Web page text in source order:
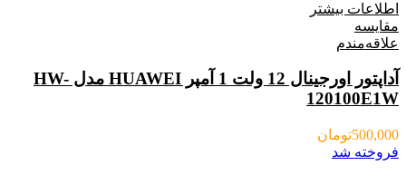
اطلاعات بیشتر
مقایسه
علاقه‌مندم
آداپتور اورجینال 12 ولت 1 آمپر HUAWEI مدل HW-
120100E1W
500,000تومان
فروخته شد